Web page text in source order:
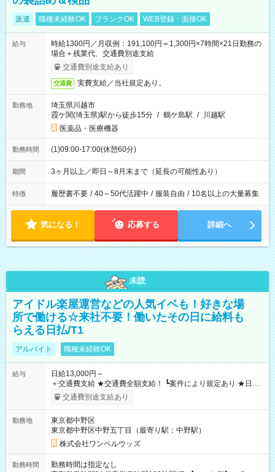
派遣 職種未経験OK ブランクOK WEB登録・面接OK
給与
時給1300円／月収例：191,100円＝1,300円×7時間×21日勤務の
場合＋残業代、交通費別途支給
交通費別途支給あり
交通費 実費支給／当社規定あり。
勤務地
埼玉県川越市
霞ケ関(埼玉県)駅から徒歩15分 / 鶴ケ島駅 / 川越駅
医薬品・医療機器
勤務時間 (1)09:00-17:00(休憩60分)
期間 3ヶ月以上／即日～8月末まで（延長の可能性あり）
特徴 履歴書不要 / 40～50代活躍中 / 服装自由 / 10名以上の大量募集
気になる！ 応募する 詳細へ
未読
アイドル楽屋運営などの人気イベも！好きな場
所で働ける☆来社不要！働いたその日に給料も
らえる日払/T1
アルバイト 職種未経験OK
給与
日給13,000円～
＋交通費支給 ★交通費全額支給！ ┗案件により規定あり ★日払
いOK！（規定あり） ┗働いたその日に現金GET♪ お仕事後はコ
ンビニATMから 日払い分を引き落とせます！ 【試用期間】試
交通費別途支給あり
勤務地
東京都中野区
東京都中野区中野五丁目（最寄り駅：中野駅）
株式会社ワンベルウッズ
勤務時間
勤務時間は指定なし